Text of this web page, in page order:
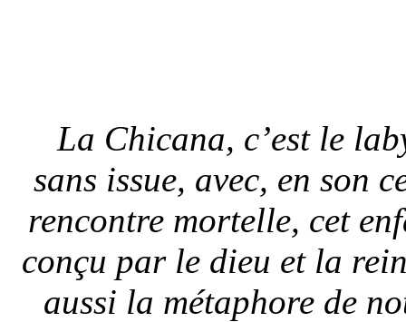
La Chicana, c’est le
sans issue, avec, en son
rencontre mortelle, cet
conçu par le dieu et la
aussi la métaphore de